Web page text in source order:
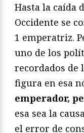
Hasta la caída
Occidente se
1 emperatriz.
uno de los
recordados de
figura en esa
emperador,
esa sea la
el error de